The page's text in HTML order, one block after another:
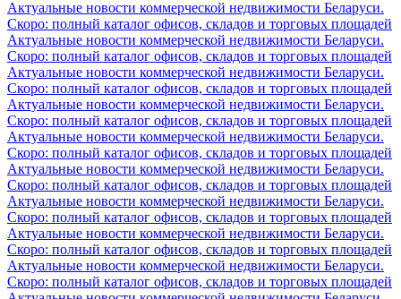
Актуальные новости коммерческой недвижимости Беларуси.
Скоро: полный каталог офисов, складов и торговых площадей
Актуальные новости коммерческой недвижимости Беларуси.
Скоро: полный каталог офисов, складов и торговых площадей
Актуальные новости коммерческой недвижимости Беларуси.
Скоро: полный каталог офисов, складов и торговых площадей
Актуальные новости коммерческой недвижимости Беларуси.
Скоро: полный каталог офисов, складов и торговых площадей
Актуальные новости коммерческой недвижимости Беларуси.
Скоро: полный каталог офисов, складов и торговых площадей
Актуальные новости коммерческой недвижимости Беларуси.
Скоро: полный каталог офисов, складов и торговых площадей
Актуальные новости коммерческой недвижимости Беларуси.
Скоро: полный каталог офисов, складов и торговых площадей
Актуальные новости коммерческой недвижимости Беларуси.
Скоро: полный каталог офисов, складов и торговых площадей
Актуальные новости коммерческой недвижимости Беларуси.
Скоро: полный каталог офисов, складов и торговых площадей